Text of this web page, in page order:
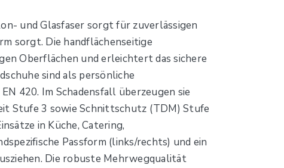
und Glasfaser sorgt für zuverlässigen
sorgt. Die handflächenseitige
Oberflächen und erleichtert das sichere
sind als persönliche
420. Im Schadensfall überzeugen sie
Stufe 3 sowie Schnittschutz (TDM) Stufe
in Küche, Catering,
Passform (links/rechts) und ein
Die robuste Mehrwegqualität